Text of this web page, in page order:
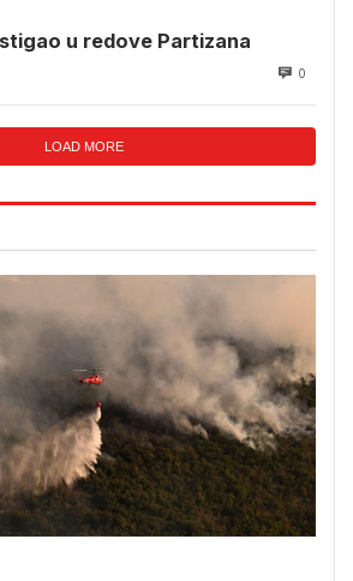
u redove Partizana
0
LOAD MORE